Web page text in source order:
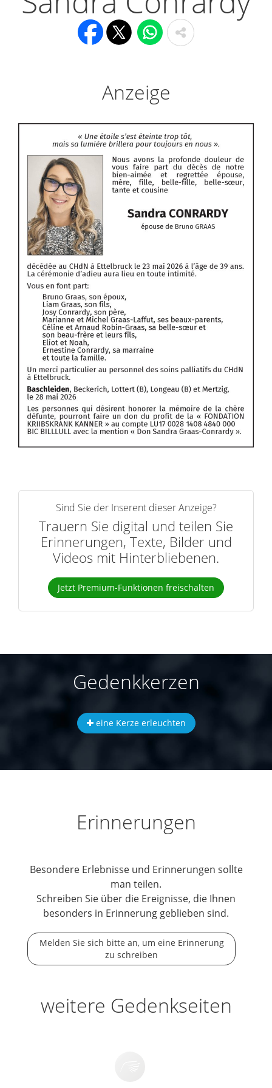
Anzeige
Sind Sie der Inserent dieser Anzeige?
Trauern Sie digital und teilen Sie
Erinnerungen, Texte, Bilder und
Videos mit Hinterbliebenen.
Jetzt Premium-Funktionen freischalten
Gedenkkerzen
eine Kerze erleuchten
Erinnerungen
Besondere Erlebnisse und Erinnerungen sollte
man teilen.
Schreiben Sie über die Ereignisse, die Ihnen
besonders in Erinnerung geblieben sind.
Melden Sie sich bitte an, um eine Erinnerung
zu schreiben
weitere Gedenkseiten